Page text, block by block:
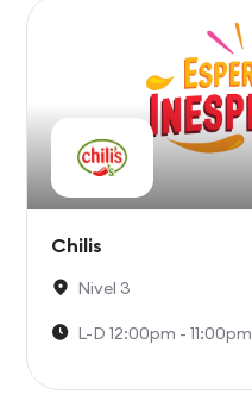
Chilis
Nivel 3
L-D 12:00pm - 11:00pm